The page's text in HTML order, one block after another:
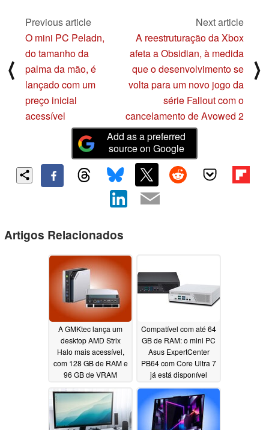
⟨
Previous article
O mini PC Peladn,
do tamanho da
palma da mão, é
lançado com um
preço inicial
acessível
Next article
A reestruturação da Xbox
afeta a Obsidian, à medida
que o desenvolvimento se
volta para um novo jogo da
série Fallout com o
cancelamento de Avowed 2
⟩
Add as a preferred
source on Google
Artigos Relacionados
A GMKtec lança um
desktop AMD Strix
Halo mais acessível,
com 128 GB de RAM e
96 GB de VRAM
Compatível com até 64
GB de RAM: o mini PC
Asus ExpertCenter
PB64 com Core Ultra 7
já está disponível
07/16/2026